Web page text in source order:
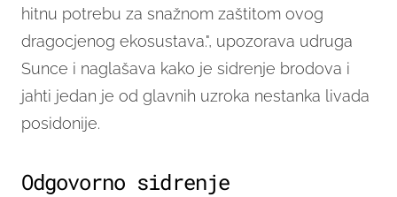
hitnu potrebu za snažnom zaštitom ovog
dragocjenog ekosustava.", upozorava udruga
Sunce i naglašava kako je sidrenje brodova i
jahti jedan je od glavnih uzroka nestanka livada
posidonije.
Odgovorno sidrenje